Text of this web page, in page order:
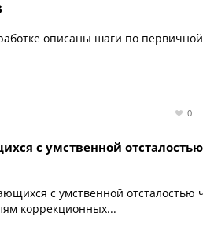
описаны шаги по
0
с умственной
с умственной отсталостью
коррекционных...